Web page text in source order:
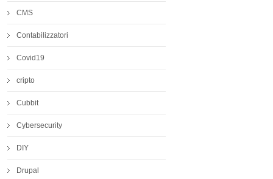
CMS
Contabilizzatori
Covid19
cripto
Cubbit
Cybersecurity
DIY
Drupal